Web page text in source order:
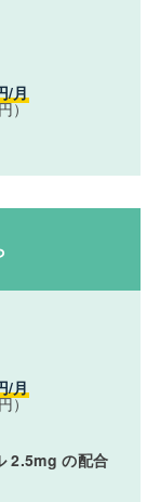
/月
）
/月
）
2.5mg の配合